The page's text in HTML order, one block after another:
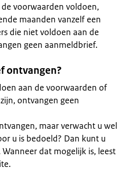
voorwaarden voldoen,
maanden vanzelf een
die niet voldoen aan de
geen aanmeldbrief.
ontvangen?
aan de voorwaarden of
ontvangen geen
maar verwacht u wel
u is bedoeld? Dan kunt u
dat mogelijk is, leest